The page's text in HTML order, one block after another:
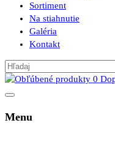
Sortiment
Na stiahnutie
Galéria
Kontakt
0
Menu